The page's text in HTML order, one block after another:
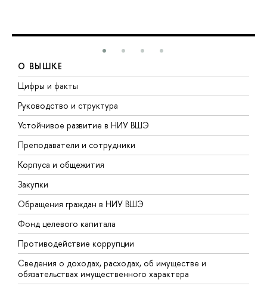
О ВЫШКЕ
Цифры и факты
Руководство и структура
Устойчивое развитие в НИУ ВШЭ
Преподаватели и сотрудники
Корпуса и общежития
Закупки
Обращения граждан в НИУ ВШЭ
Фонд целевого капитала
Противодействие коррупции
Сведения о доходах, расходах, об имуществе и
обязательствах имущественного характера